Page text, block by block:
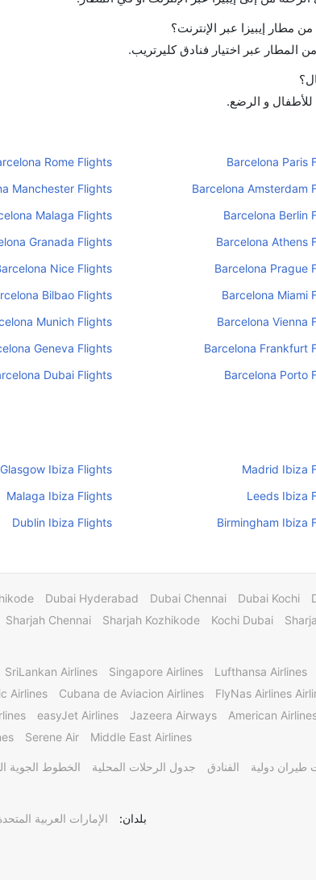
مطار إيبيزا عبر الإنترنت؟
المطار عبر اختيار فنادق كليرتريب.
للأطفال و الرضع.
Barcelona Paris
Rome Flights
Barcelona Amsterdam
Manchester Flights
Barcelona Berlin
Malaga Flights
Barcelona Athens
Granada Flights
Barcelona Prague
Nice Flights
Barcelona Miami
Bilbao Flights
Barcelona Vienna
Munich Flights
Barcelona Frankfurt
Geneva Flights
Barcelona Porto
Dubai Flights
Madrid Ibiza
Glasgow Ibiza Flights
Leeds Ibiza
Malaga Ibiza Flights
Birmingham Ibiza
Dublin Ibiza Flights
Dubai Kochi
Dubai Chennai
Dubai Hyderabad
Kochi Dubai
Sharjah Kozhikode
Sharjah Chennai
Lufthansa Airlines
Singapore Airlines
SriLankan Airlines
FlyNas Airlines
Cubana de Aviacion Airlines
Airlines
American
Jazeera Airways
easyJet Airlines
Middle East Airlines
Serene Air
طيران دولية الفنادق جدول الرحلات المحلية الخطوط الجوية
بلدان: الإمارات العربية